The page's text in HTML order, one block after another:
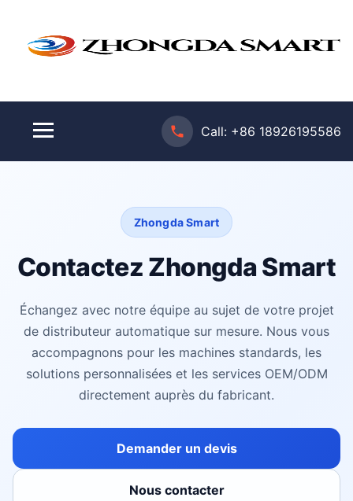
Call: +86 18926195586
Zhongda Smart
Contactez Zhongda Smart
Échangez avec notre équipe au sujet de votre projet
de distributeur automatique sur mesure. Nous vous
accompagnons pour les machines standards, les
solutions personnalisées et les services OEM/ODM
directement auprès du fabricant.
Demander un devis
Nous contacter